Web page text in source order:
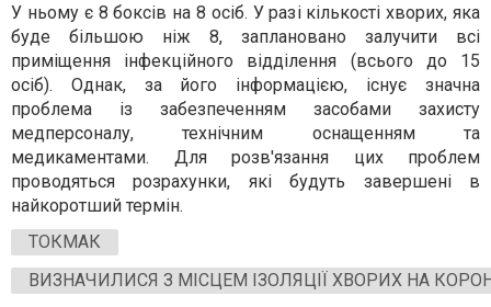
У ньому є 8 боксів на 8 осіб. У разі кількості хворих, яка
буде більшою ніж 8, заплановано залучити всі
приміщення інфекційного відділення (всього до 15
осіб). Однак, за його інформацією, існує значна
проблема із забезпеченням засобами захисту
медперсоналу, технічним оснащенням та
медикаментами. Для розв'язання цих проблем
проводяться розрахунки, які будуть завершені в
найкоротший термін.
ТОКМАК
ВИЗНАЧИЛИСЯ З МІСЦЕМ ІЗОЛЯЦІЇ ХВОРИХ НА